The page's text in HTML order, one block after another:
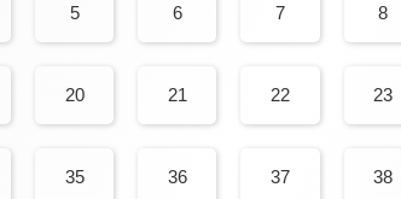
5 6 7 8
20 21 22 23
35 36 37 38